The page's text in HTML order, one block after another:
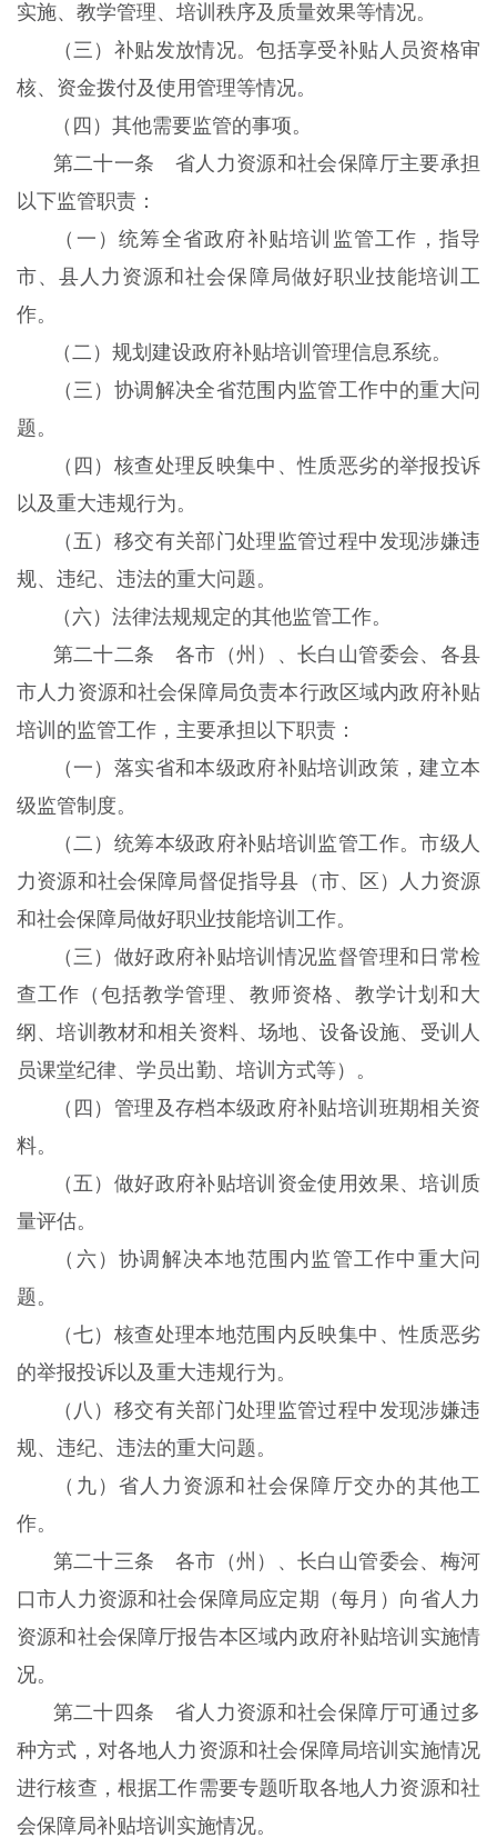
实施、教学管理、培训秩序及质量效果等情况。
（三）补贴发放情况。包括享受补贴人员资格审
核、资金拨付及使用管理等情况。
（四）其他需要监管的事项。
第二十一条 省人力资源和社会保障厅主要承担
以下监管职责：
（一）统筹全省政府补贴培训监管工作，指导
市、县人力资源和社会保障局做好职业技能培训工
作。
（二）规划建设政府补贴培训管理信息系统。
（三）协调解决全省范围内监管工作中的重大问
题。
（四）核查处理反映集中、性质恶劣的举报投诉
以及重大违规行为。
（五）移交有关部门处理监管过程中发现涉嫌违
规、违纪、违法的重大问题。
（六）法律法规规定的其他监管工作。
第二十二条 各市（州）、长白山管委会、各县
市人力资源和社会保障局负责本行政区域内政府补贴
培训的监管工作，主要承担以下职责：
（一）落实省和本级政府补贴培训政策，建立本
级监管制度。
（二）统筹本级政府补贴培训监管工作。市级人
力资源和社会保障局督促指导县（市、区）人力资源
和社会保障局做好职业技能培训工作。
（三）做好政府补贴培训情况监督管理和日常检
查工作（包括教学管理、教师资格、教学计划和大
纲、培训教材和相关资料、场地、设备设施、受训人
员课堂纪律、学员出勤、培训方式等）。
（四）管理及存档本级政府补贴培训班期相关资
料。
（五）做好政府补贴培训资金使用效果、培训质
量评估。
（六）协调解决本地范围内监管工作中重大问
题。
（七）核查处理本地范围内反映集中、性质恶劣
的举报投诉以及重大违规行为。
（八）移交有关部门处理监管过程中发现涉嫌违
规、违纪、违法的重大问题。
（九）省人力资源和社会保障厅交办的其他工
作。
第二十三条 各市（州）、长白山管委会、梅河
口市人力资源和社会保障局应定期（每月）向省人力
资源和社会保障厅报告本区域内政府补贴培训实施情
况。
第二十四条 省人力资源和社会保障厅可通过多
种方式，对各地人力资源和社会保障局培训实施情况
进行核查，根据工作需要专题听取各地人力资源和社
会保障局补贴培训实施情况。